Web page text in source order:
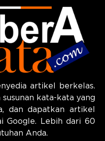
artikel berkelas.
kata-kata yang
dan dapatkan artikel
Google. Lebih dari 60
Anda.